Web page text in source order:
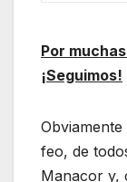
Por
¡Seguimos!
feo, de
Manacor y,